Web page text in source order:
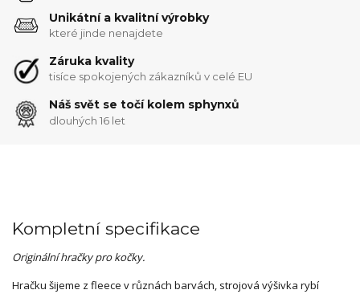
Unikátní a kvalitní výrobky
které jinde nenajdete
Záruka kvality
tisíce spokojených zákazníků v celé EU
Náš svět se točí kolem sphynxů
dlouhých 16 let
Kompletní specifikace
Originální hračky pro kočky.
Hračku šijeme z fleece v různách barvách, strojová výšivka rybí